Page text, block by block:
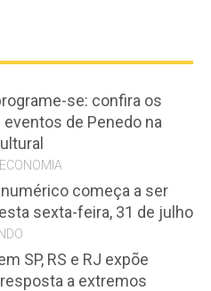
se: confira os
de Penedo na
começa a ser
sexta-feira, 31 de julho
SP, RS e RJ expõe
a extremos